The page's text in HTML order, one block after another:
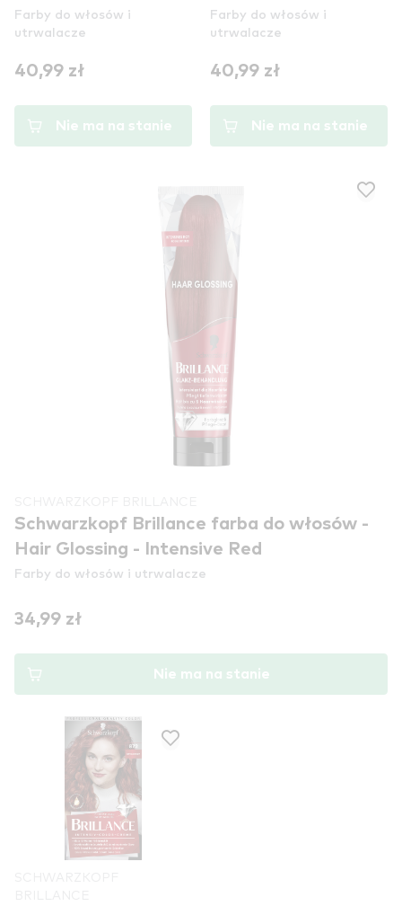
890 Black
Farby do włosów i
utrwalacze
40,99 zł
Nie ma na stanie
888 Dark Cherry
Farby do włosów i
utrwalacze
40,99 zł
Nie ma na stanie
Schwarzkopf Brillance farba do włosów -
Hair Glossing - Intensive Red
Farby do włosów i utrwalacze
34,99 zł
Nie ma na stanie